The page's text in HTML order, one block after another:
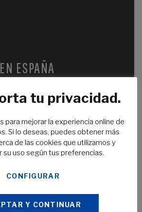
ESPAÑA
Sin depender de terceros.
RÉCORD
de trabajos muy por debajo de
tu privacidad.
para mejorar la experiencia online de
Si lo deseas, puedes obtener más
de las cookies que utilizamos y
su uso según tus preferencias.
CONFIGURAR
Y CONTINUAR